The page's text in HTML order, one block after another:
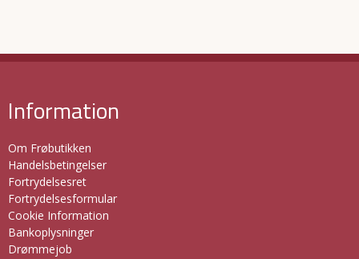
Information
Om Frøbutikken
Handelsbetingelser
Fortrydelsesret
Fortrydelsesformular
Cookie Information
Bankoplysninger
Drømmejob